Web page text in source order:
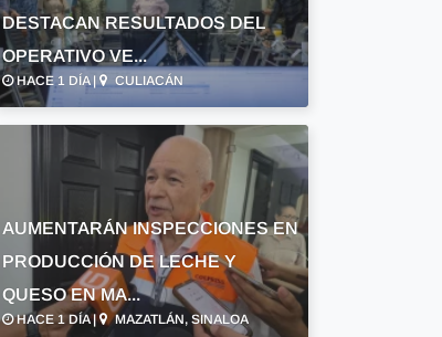
DESTACAN RESULTADOS DEL
OPERATIVO VE...
HACE 1 DÍA | CULIACÁN
AUMENTARÁN INSPECCIONES EN
PRODUCCIÓN DE LECHE Y
QUESO EN MA...
HACE 1 DÍA | MAZATLÁN, SINALOA